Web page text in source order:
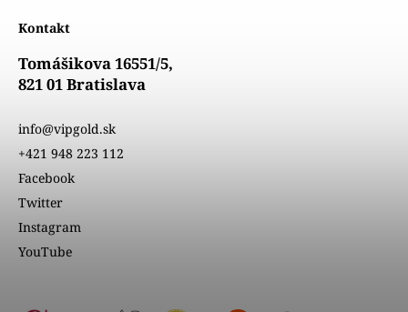
Kontakt
Tomášikova 16551/5,
821 01 Bratislava
info@vipgold.sk
+421 948 223 112
Facebook
Twitter
Instagram
YouTube